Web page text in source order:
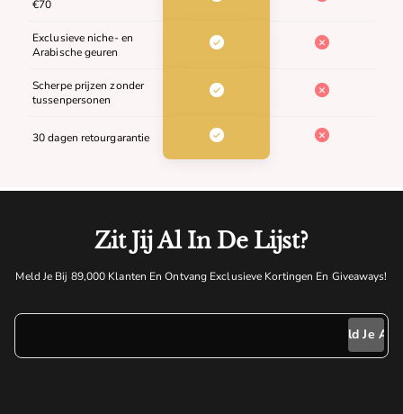
€70
Exclusieve niche- en
Arabische geuren
Scherpe prijzen zonder
tussenpersonen
30 dagen retourgarantie
Zit Jij Al In De Lijst?
Meld Je Bij 89,000 Klanten En Ontvang Exclusieve Kortingen En Giveaways!
Meld Je Aan